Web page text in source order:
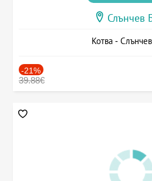
Слънчев
Котва -
-21%
39.88€